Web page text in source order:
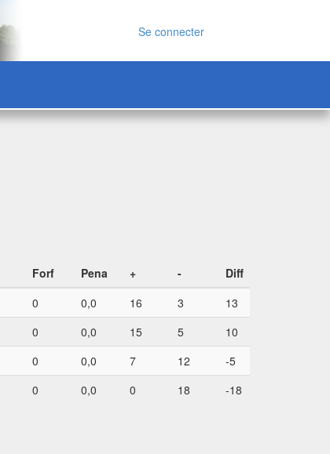
Se connecter
Forf Pena + -
Diff
0 0,0 16 3
13
0 0,0 15 5
10
0 0,0 7 12
-5
0 0,0 0 18 -18